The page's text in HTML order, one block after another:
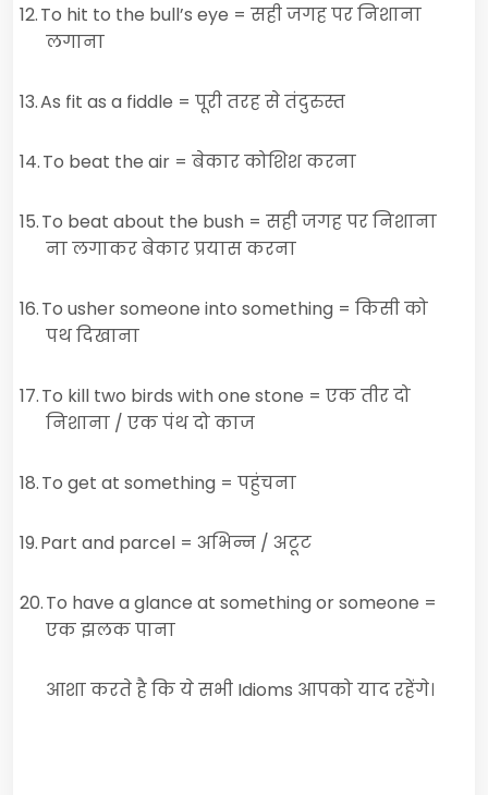
12.To hit to the bull’s eye = सही जगह पर निशाना
लगाना
13.As fit as a fiddle = पूरी तरह से तंदुरुस्त
14.To beat the air = बेकार कोशिश करना
15.To beat about the bush = सही जगह पर निशाना
ना लगाकर बेकार प्रयास करना
16.To usher someone into something = किसी को
पथ दिखाना
17.To kill two birds with one stone = एक तीर दो
निशाना / एक पंथ दो काज
18.To get at something = पहुंचना
19.Part and parcel = अभिन्न / अटूट
20.To have a glance at something or someone =
एक झलक पाना
आशा करते है कि ये सभी Idioms आपको याद रहेंगे।